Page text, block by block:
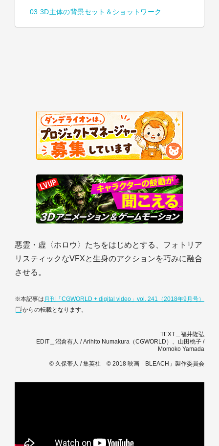
03 3D主体の背景セット＆ショットワーク
悪霊・虚〈ホロウ〉たちをはじめとする、フォトリア
リスティックなVFXと生身のアクションを巧みに融合
させる。
※本記事は 月刊「CGWORLD + digital video」vol. 241（2018年9月号）
からの転載となります。
TEXT＿福井隆弘
EDIT＿沼倉有人 / Arihito Numakura（CGWORLD）、山田桃子 /
Momoko Yamada
© 久保帯人 / 集英社 © 2018 映画「BLEACH」製作委員会